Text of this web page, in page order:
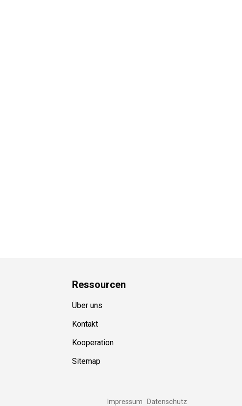
Ressourcen
Über uns
Kontakt
Kooperation
Sitemap
Impressum Datenschutz